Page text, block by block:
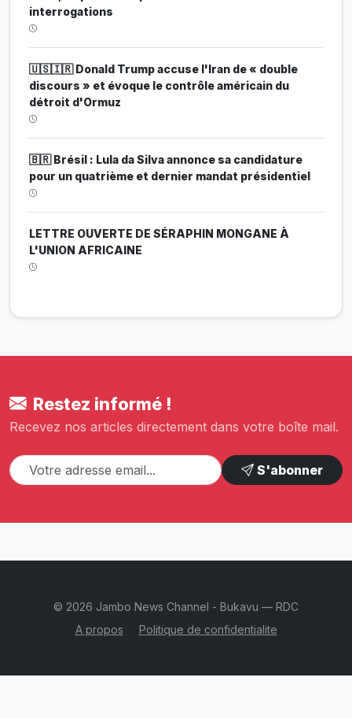
interrogations
🇺🇸🇮🇷 Donald Trump accuse l'Iran de « double
discours » et évoque le contrôle américain du
détroit d'Ormuz
🇧🇷 Brésil : Lula da Silva annonce sa candidature
pour un quatrième et dernier mandat présidentiel
LETTRE OUVERTE DE SÉRAPHIN MONGANE À
L'UNION AFRICAINE
Restez informé !
Recevez nos articles directement dans votre boîte mail.
S'abonner
© 2026 Jambo News Channel - Bukavu — RDC
A propos
Politique de confidentialite